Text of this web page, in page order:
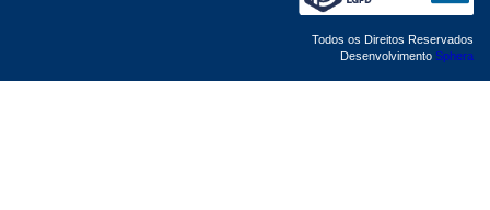
Todos os Direitos Reservados
Desenvolvimento Sphera